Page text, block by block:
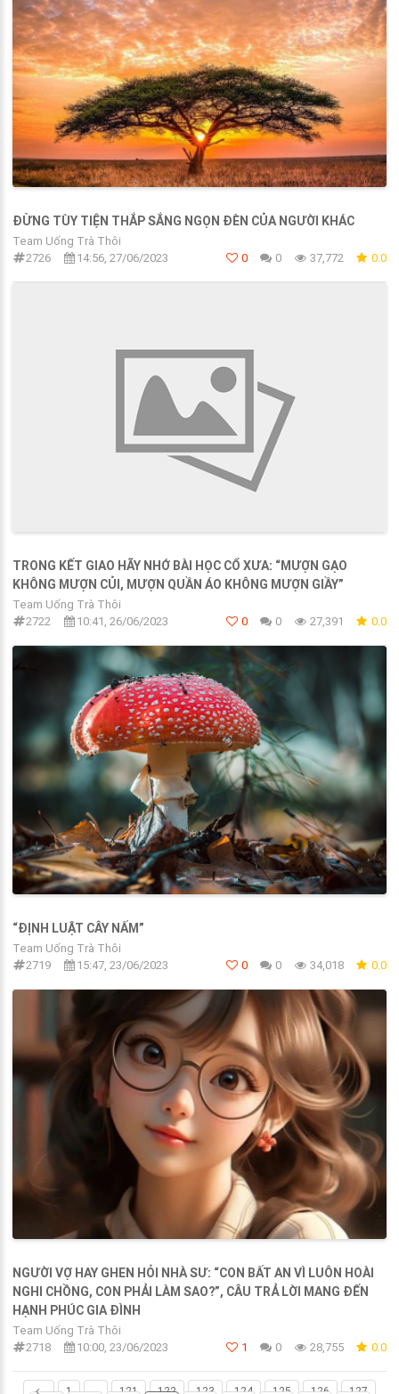
ĐỪNG TÙY TIỆN THẮP SẮNG NGỌN ĐÈN CỦA NGƯỜI KHÁC
Team Uống Trà Thôi
2726
14:56, 27/06/2023 0 0 37,772 0.0
TRONG KẾT GIAO HÃY NHỚ BÀI HỌC CỔ XƯA: “MƯỢN GẠO
KHÔNG MƯỢN CỦI, MƯỢN QUẦN ÁO KHÔNG MƯỢN GIẦY”
Team Uống Trà Thôi
2722
10:41, 26/06/2023 0 0 27,391 0.0
“ĐỊNH LUẬT CÂY NẤM”
Team Uống Trà Thôi
2719
15:47, 23/06/2023 0 0 34,018 0.0
NGƯỜI VỢ HAY GHEN HỎI NHÀ SƯ: “CON BẤT AN VÌ LUÔN HOÀI
NGHI CHỒNG, CON PHẢI LÀM SAO?”, CÂU TRẢ LỜI MANG ĐẾN
HẠNH PHÚC GIA ĐÌNH
Team Uống Trà Thôi
2718
10:00, 23/06/2023 1 0 28,755 0.0
1 ... 121 122 123 124 125 126 127